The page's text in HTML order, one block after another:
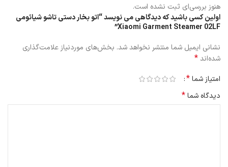
دستگاه به‌راحتی در هر کیفی جا می‌گیرد و با طراحی تاشو به شما اجازه
می‌ده که حتی در فضاهای کوچک هم آن را نگهداری کنید. این قابلیت
به‌ویژه برای کسانی که مرتباً در سفر هستند بسیار جذاب است.
هنوز بررسی‌ای ثبت نشده است.
اولین کسی باشید که دیدگاهی می نویسد “اتو بخار دستی تاشو شیائومی
Xiaomi Garment Steamer 02LF”
نشانی ایمیل شما منتشر نخواهد شد. بخش‌های موردنیاز علامت‌گذاری
شده‌اند*
امتیاز شما*
دیدگاه شما*